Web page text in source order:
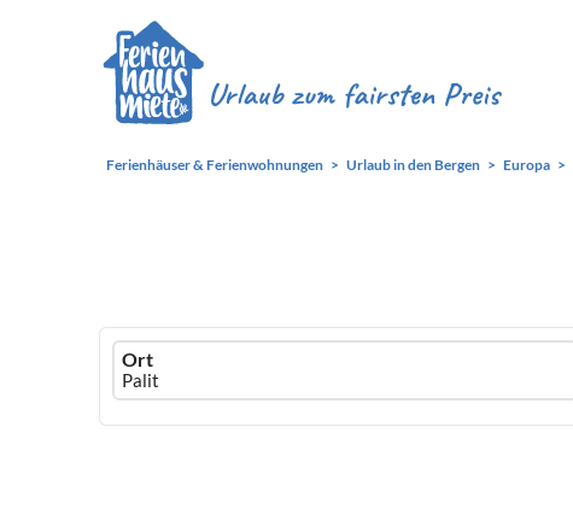
Ferienhäuser & Ferienwohnungen Urlaub in den Bergen Europa
Ferienhausmiete
logo
Ort